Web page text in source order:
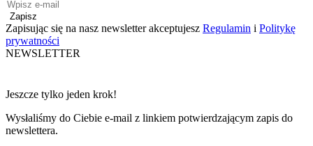
Zapisz
Zapisując się na nasz newsletter akceptujesz Regulamin i Politykę
prywatności
NEWSLETTER
Jeszcze tylko jeden krok!
Wysłaliśmy do Ciebie e-mail z linkiem potwierdzającym zapis do
newslettera.